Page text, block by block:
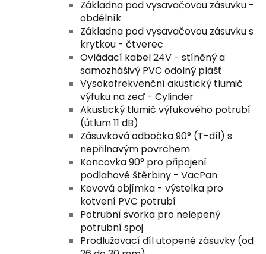
Základna pod vysavačovou zásuvku -
obdélník
Základna pod vysavačovou zásuvku s
krytkou - čtverec
Ovládací kabel 24V - stíněný a
samozhášivý PVC odolný plášť
Vysokofrekvenční akustický tlumič
výfuku na zeď - Cylinder
Akustický tlumič výfukového potrubí
(útlum 11 dB)
Zásuvková odbočka 90° (T-díl) s
nepřilnavým povrchem
Koncovka 90° pro připojení
podlahové štěrbiny - VacPan
Kovová objímka - výstelka pro
kotvení PVC potrubí
Potrubní svorka pro nelepený
potrubní spoj
Prodlužovací díl utopené zásuvky (od